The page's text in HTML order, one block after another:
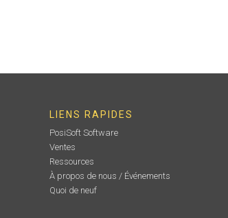
LIENS RAPIDES
PosiSoft Software
Ventes
Ressources
À propos de nous / Événements
Quoi de neuf